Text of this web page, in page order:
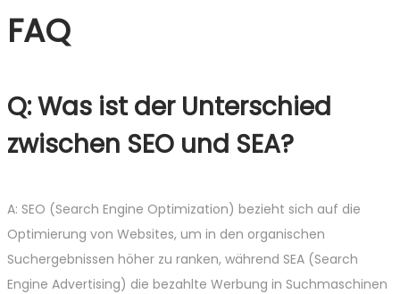
FAQ
Q: Was ist der Unterschied
zwischen SEO und SEA?
A: SEO (Search Engine Optimization) bezieht sich auf die
Optimierung von Websites, um in den organischen
Suchergebnissen höher zu ranken, während SEA (Search
Engine Advertising) die bezahlte Werbung in Suchmaschinen